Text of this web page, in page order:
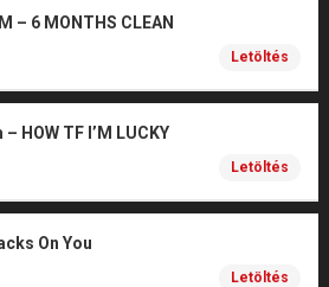
– 6 MONTHS CLEAN
Letöltés
HOW TF I’M LUCKY
Letöltés
On You
Letöltés